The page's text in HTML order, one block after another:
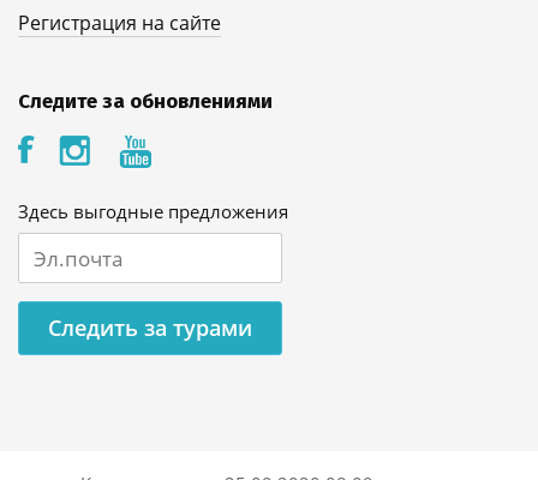
Регистрация на сайте
Следите за обновлениями
Здесь выгодные предложения
Следить за турами